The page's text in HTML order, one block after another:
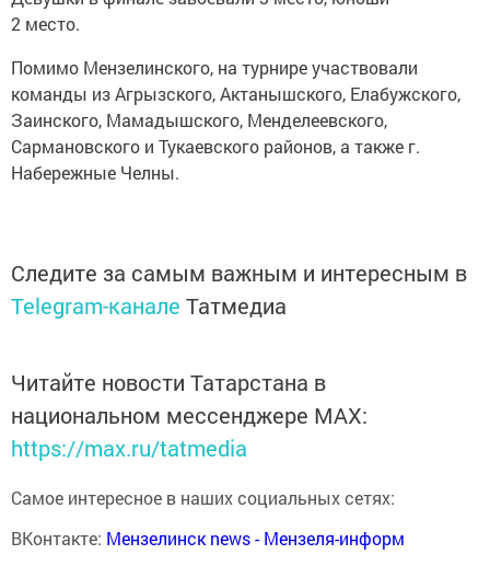
2 место.
Помимо Мензелинского, на турнире участвовали
команды из Агрызского, Актанышского, Елабужского,
Заинского, Мамадышского, Менделеевского,
Сармановского и Тукаевского районов, а также г.
Набережные Челны.
Следите за самым важным и интересным в
Telegram-канале Татмедиа
Читайте новости Татарстана в
национальном мессенджере MАХ:
https://max.ru/tatmedia
Самое интересное в наших социальных сетях:
ВКонтакте: Мензелинск news - Мензеля-информ